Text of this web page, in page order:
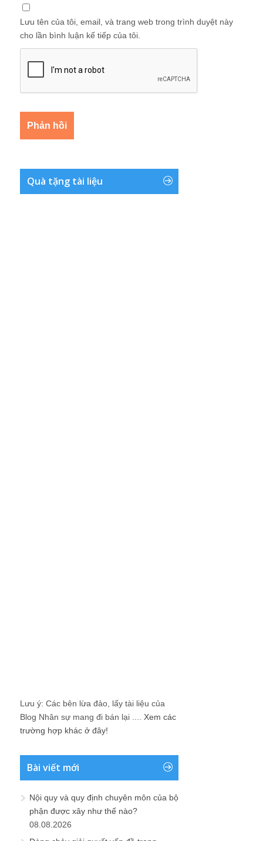
Lưu tên của tôi, email, và trang web trong trình duyệt này
cho lần bình luận kế tiếp của tôi.
Quà tặng tài liệu
Lưu ý: Các bên lừa đảo, lấy tài liệu của
Blog Nhân sự mang đi bán lại .... Xem các
trường hợp khác ở đây!
Bài viết mới
Nội quy và quy định chuyên môn của bộ
phận được xây như thế nào?
08.08.2026